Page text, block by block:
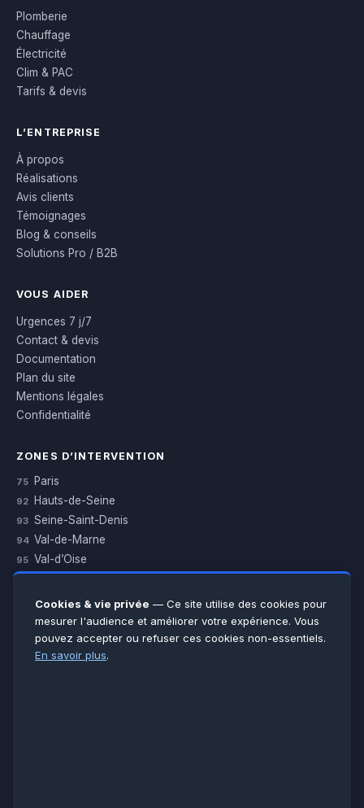
Plomberie
Chauffage
Électricité
Clim & PAC
Tarifs & devis
L’ENTREPRISE
À propos
Réalisations
Avis clients
Témoignages
Blog & conseils
Solutions Pro / B2B
VOUS AIDER
Urgences 7 j/7
Contact & devis
Documentation
Plan du site
Mentions légales
Confidentialité
ZONES D’INTERVENTION
75 Paris
92 Hauts-de-Seine
93 Seine-Saint-Denis
94 Val-de-Marne
95 Val-d’Oise
Essonne
Seine-et-Marne
Voir toutes les villes →
Cookies & vie privée — Ce site utilise des cookies pour
mesurer l'audience et améliorer votre expérience. Vous
pouvez accepter ou refuser ces cookies non-essentiels.
En savoir plus.